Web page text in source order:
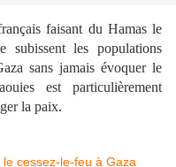
faisant du Hamas le
subissent les populations
sans jamais évoquer le
est particulièrement
la paix.